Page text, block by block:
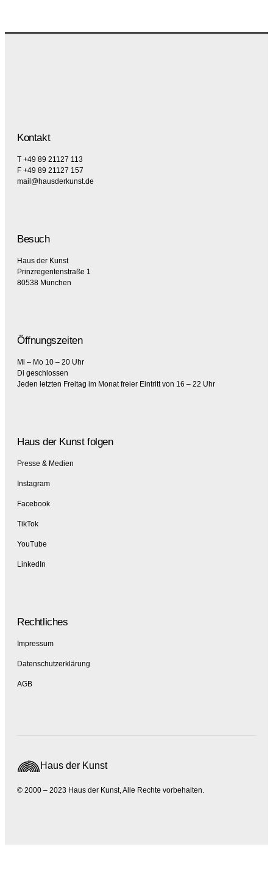
Kontakt
T +49 89 21127 113
F +49 89 21127 157
mail@hausderkunst.de
Besuch
Haus der Kunst
Prinzregentenstraße 1
80538 München
Öffnungszeiten
Mi – Mo 10 – 20 Uhr
Di geschlossen
Jeden letzten Freitag im Monat freier Eintritt von 16 – 22 Uhr
Haus der Kunst folgen
Presse & Medien
Instagram
Facebook
TikTok
YouTube
LinkedIn
Rechtliches
Impressum
Datenschutzerklärung
AGB
© 2000 – 2023 Haus der Kunst, Alle Rechte vorbehalten.
Haus der Kunst